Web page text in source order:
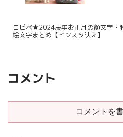
コピペ★2024辰年お正月の顔文字・
絵文字まとめ【インスタ映え】
コメント
コメントを